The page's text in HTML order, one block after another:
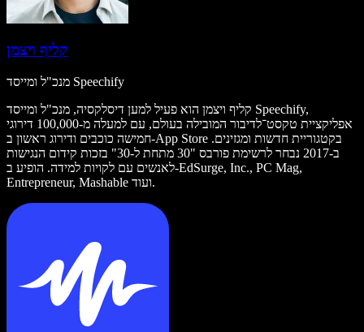
קליף ויצמן
מנכ"ל ומייסד Speechify
קליף ויצמן הוא פעיל למען דיסלקסיה, מנכ"ל ומייסד Speechify,
אפליקציית טקסט־לדיבור המובילה בעולם, עם למעלה מ-100,000 דירוגי
חמישה כוכבים ודירוג ראשון ב-App Store בקטגוריית חדשות ומגזינים.
ב-2017 נבחר לרשימת פורבס "30 מתחת ל-30" בזכות קידום הנגישות
לאנשים עם לקויות למידה. הופיע ב-EdSurge, Inc., PC Mag,
Entrepreneur, Mashable ועוד.